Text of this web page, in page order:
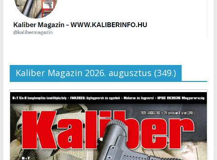
Kaliber Magazin 2026. augusztus (349.)